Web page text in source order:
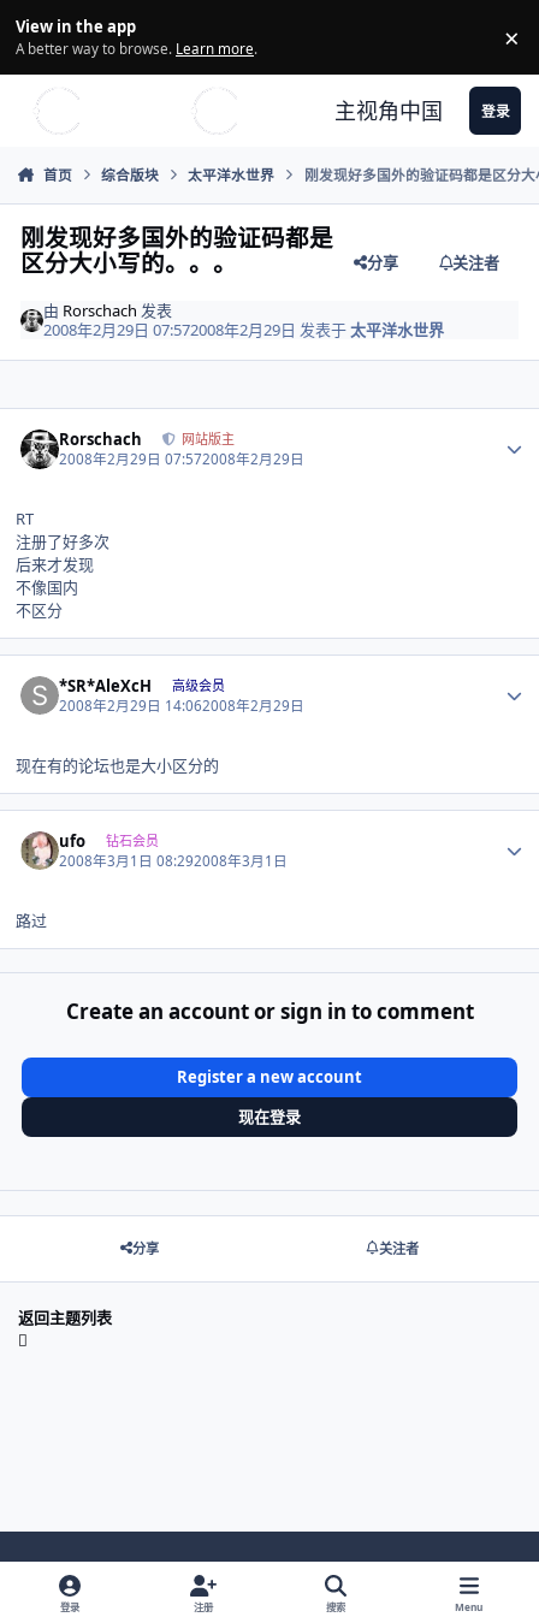
View in the app
A better way to browse. Learn more. ×
主视角中国 登录
首页 综合版块 太平洋水世界 刚发现好多国外的验证码都是区分
刚发现好多国外的验证码都是
区分大小写的。。。 分享 关注者
由 Rorschach 发表
2008年2月29日 07:572008年2月29日 发表于太平洋水世界
Rorschach 网站版主
2008年2月29日 07:572008年2月29日
RT
注册了好多次
后来才发现
不像国内
不区分
*SR*AleXcH 高级会员
2008年2月29日 14:062008年2月29日
现在有的论坛也是大小区分的
ufo 钻石会员
2008年3月1日 08:292008年3月1日
路过
Create an account or sign in to comment
Register a new account
现在登录
分享 关注者
返回主题列表
Light ModeDark ModeSystem Preference
登录 注册 搜索 Menu